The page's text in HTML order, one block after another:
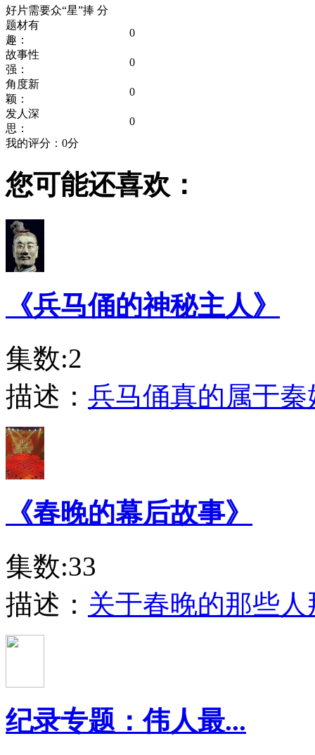
好片需要众“星”捧 分
题材有
趣：
0
故事性
强：
0
角度新
颖：
0
发人深
思：
0
我的评分： 0分
您可能还喜欢：
《兵马俑的神秘主人》
集数:2
描述： 兵马俑真的属于秦
《春晚的幕后故事》
集数:33
描述： 关于春晚的那些
纪录专题：伟人最...